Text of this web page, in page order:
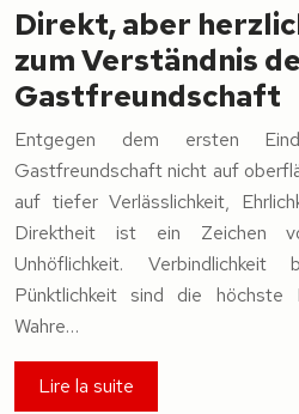
Direkt, aber
zum Verständnis
Gastfreundschaft
Entgegen dem ersten
Gastfreundschaft nicht auf
auf tiefer Verlässlichkeit,
Direktheit ist ein Zeichen
Unhöflichkeit. Verbindlichkeit
Pünktlichkeit sind die höchste
Wahre…
Lire la suite